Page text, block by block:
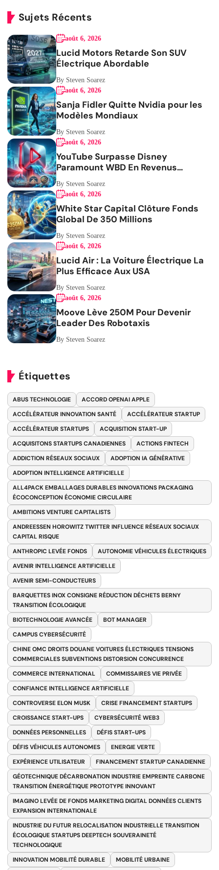
Sujets Récents
août 6, 2026
Lucid Motors Retarde Son SUV
Électrique Abordable
By Steven Soarez
août 6, 2026
Sanja Fidler Quitte Nvidia pour les
Modèles Mondiaux
By Steven Soarez
août 6, 2026
YouTube Surpasse Disney
Paramount WBD En Revenus
Publicitaires
By Steven Soarez
août 6, 2026
White Star Capital Clôture Fonds
Global De 350 Millions
By Steven Soarez
août 6, 2026
Lucid Air : La Voiture Électrique La
Plus Efficace Aux USA
By Steven Soarez
août 6, 2026
Moove Lève 250M Pour Devenir
Leader Des Robotaxis
By Steven Soarez
Étiquettes
ABUS TECHNOLOGIE
ACCORD OPENAI APPLE
ACCÉLÉRATEUR INNOVATION SANTÉ
ACCÉLÉRATEUR STARTUP
ACCÉLÉRATEUR STARTUPS
ACQUISITION START-UP
ACQUISITONS STARTUPS CANADIENNES
ACTIONS FINTECH
ADDICTION RÉSEAUX SOCIAUX
ADOPTION IA GÉNÉRATIVE
ADOPTION INTELLIGENCE ARTIFICIELLE
ALL4PACK EMBALLAGES DURABLES INNOVATIONS PACKAGING
ÉCOCONCEPTION ÉCONOMIE CIRCULAIRE
AMBITIONS VENTURE CAPITALISTS
ANDREESSEN HOROWITZ TWITTER INFLUENCE RÉSEAUX SOCIAUX
CAPITAL RISQUE
ANTHROPIC LEVÉE FONDS
AUTONOMIE VÉHICULES ÉLECTRIQUES
AVENIR INTELLIGENCE ARTIFICIELLE
AVENIR SEMI-CONDUCTEURS
BARQUETTES INOX CONSIGNE RÉDUCTION DÉCHETS BERNY
TRANSITION ÉCOLOGIQUE
BIOTECHNOLOGIE AVANCÉE
BOT MANAGER
CAMPUS CYBERSÉCURITÉ
CHINE OMC DROITS DOUANE VOITURES ÉLECTRIQUES TENSIONS
COMMERCIALES SUBVENTIONS DISTORSION CONCURRENCE
COMMERCE INTERNATIONAL
COMMISSAIRES VIE PRIVÉE
CONFIANCE INTELLIGENCE ARTIFICIELLE
CONTROVERSE ELON MUSK
CRISE FINANCEMENT STARTUPS
CROISSANCE START-UPS
CYBERSÉCURITÉ WEB3
DONNÉES PERSONNELLES
DÉFIS START-UPS
DÉFIS VÉHICULES AUTONOMES
ENERGIE VERTE
EXPÉRIENCE UTILISATEUR
FINANCEMENT STARTUP CANADIENNE
GÉOTECHNIQUE DÉCARBONATION INDUSTRIE EMPREINTE CARBONE
TRANSITION ÉNERGÉTIQUE PROTOTYPE INNOVANT
IMAGINO LEVÉE DE FONDS MARKETING DIGITAL DONNÉES CLIENTS
EXPANSION INTERNATIONALE
INDUSTRIE DU FUTUR RELOCALISATION INDUSTRIELLE TRANSITION
ÉCOLOGIQUE STARTUPS DEEPTECH SOUVERAINETÉ
TECHNOLOGIQUE
INNOVATION MOBILITÉ DURABLE
MOBILITÉ URBAINE